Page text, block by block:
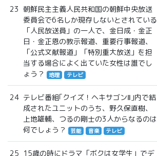
23 朝鮮民主主義人民共和国の朝鮮中央放送
委員会で6名しか現存しないとされている
「人民放送員」の一人で、金日成・金正
日・金正恩の教示報道、重要行事報道、
「公式文献報道」「特別重大放送」を担
当する場合によく出ていた女性は誰でし
ょう？
地理 テレビ
24 テレビ番組｢クイズ！ヘキサゴンⅡ｣内で結
成されたユニットのうち、野久保直樹、
上地雄輔、つるの剛士の3人からなるのは
何でしょう？
芸能 音楽 テレビ
25 15歳の時にドラマ「ボクは女学生」でデ